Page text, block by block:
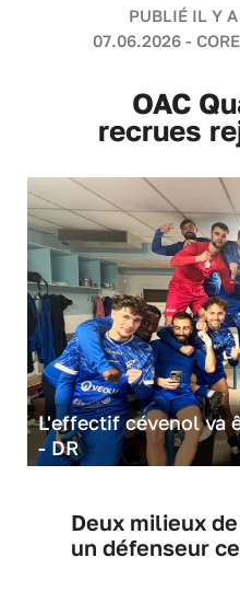
PUBLIÉ IL Y
07.06.2026 -
OAC
recrues
L'effectif cévenol va
- DR
Deux milieux
un défenseur